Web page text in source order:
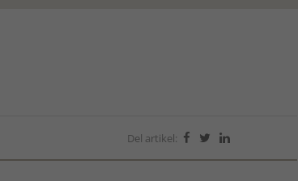
Del artikel:   